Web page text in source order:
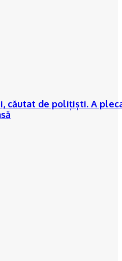
căutat de polițiști. A